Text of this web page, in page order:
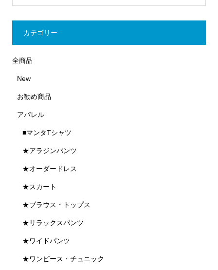
カテゴリー
全商品
New
お勧め商品
アパレル
■マンタTシャツ
★アラジンパンツ
★オーダードレス
★スカート
★ブラウス・トップス
★リラックスパンツ
★ワイドパンツ
★ワンピース・チュニック